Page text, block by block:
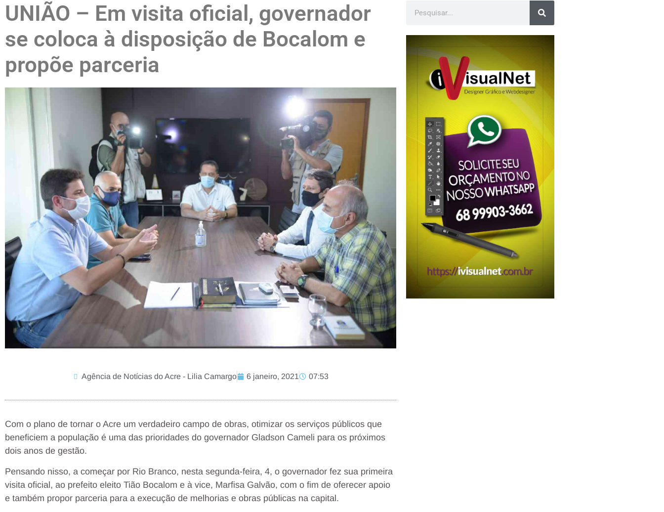
UNIÃO – Em visita oficial, governador
se coloca à disposição de Bocalom e
propõe parceria
Agência de Notícias do Acre - Lilia Camargo 6 janeiro, 2021 07:53
Com o plano de tornar o Acre um verdadeiro campo de obras, otimizar os serviços públicos que
beneficiem a população é uma das prioridades do governador Gladson Cameli para os próximos
dois anos de gestão.
Pensando nisso, a começar por Rio Branco, nesta segunda-feira, 4, o governador fez sua primeira
visita oficial, ao prefeito eleito Tião Bocalom e à vice, Marfisa Galvão, com o fim de oferecer apoio
e também propor parceria para a execução de melhorias e obras públicas na capital.